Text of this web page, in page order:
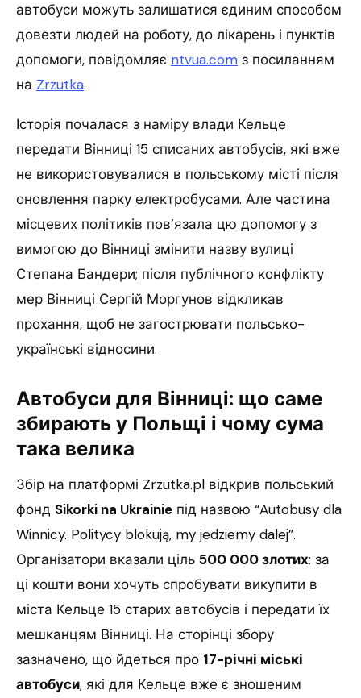
автобуси можуть залишатися єдиним способом
довезти людей на роботу, до лікарень і пунктів
допомоги, повідомляє ntvua.com з посиланням
на Zrzutka.
Історія почалася з наміру влади Кельце
передати Вінниці 15 списаних автобусів, які вже
не використовувалися в польському місті після
оновлення парку електробусами. Але частина
місцевих політиків пов’язала цю допомогу з
вимогою до Вінниці змінити назву вулиці
Степана Бандери; після публічного конфлікту
мер Вінниці Сергій Моргунов відкликав
прохання, щоб не загострювати польсько-
українські відносини.
Автобуси для Вінниці: що саме
збирають у Польщі і чому сума
така велика
Збір на платформі Zrzutka.pl відкрив польський
фонд Sikorki na Ukrainie під назвою “Autobusy dla
Winnicy. Politycy blokują, my jedziemy dalej”.
Організатори вказали ціль 500 000 злотих: за
ці кошти вони хочуть спробувати викупити в
міста Кельце 15 старих автобусів і передати їх
мешканцям Вінниці. На сторінці збору
зазначено, що йдеться про 17-річні міські
автобуси, які для Кельце вже є зношеним